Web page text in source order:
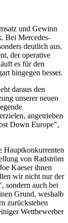
und Gewinn
Bei Mercedes-
deutlich aus.
der operative
es für den
hingegen besser.
daraus den
unserer neuen
angetrieben
Down Europe",
Hauptkonkurrenten
von Radström
Kaeser ihnen
wir nicht nur der
sondern auch bei
Grund, weshalb
zurückstehen
Wettbewerber